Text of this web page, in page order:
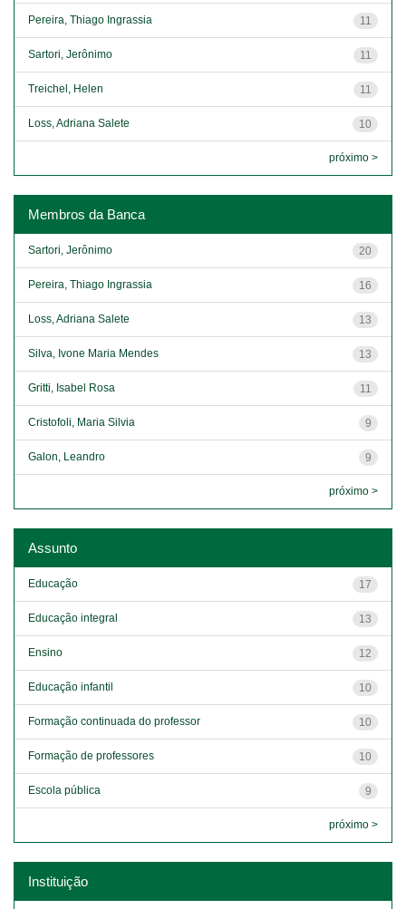
11
Pereira, Thiago Ingrassia
11
Sartori, Jerônimo
11
Treichel, Helen
10
Loss, Adriana Salete
próximo >
Membros da Banca
20
Sartori, Jerônimo
16
Pereira, Thiago Ingrassia
13
Loss, Adriana Salete
13
Silva, Ivone Maria Mendes
11
Gritti, Isabel Rosa
9
Cristofoli, Maria Silvia
9
Galon, Leandro
próximo >
Assunto
17
Educação
13
Educação integral
12
Ensino
10
Educação infantil
10
Formação continuada do professor
10
Formação de professores
9
Escola pública
próximo >
Instituição